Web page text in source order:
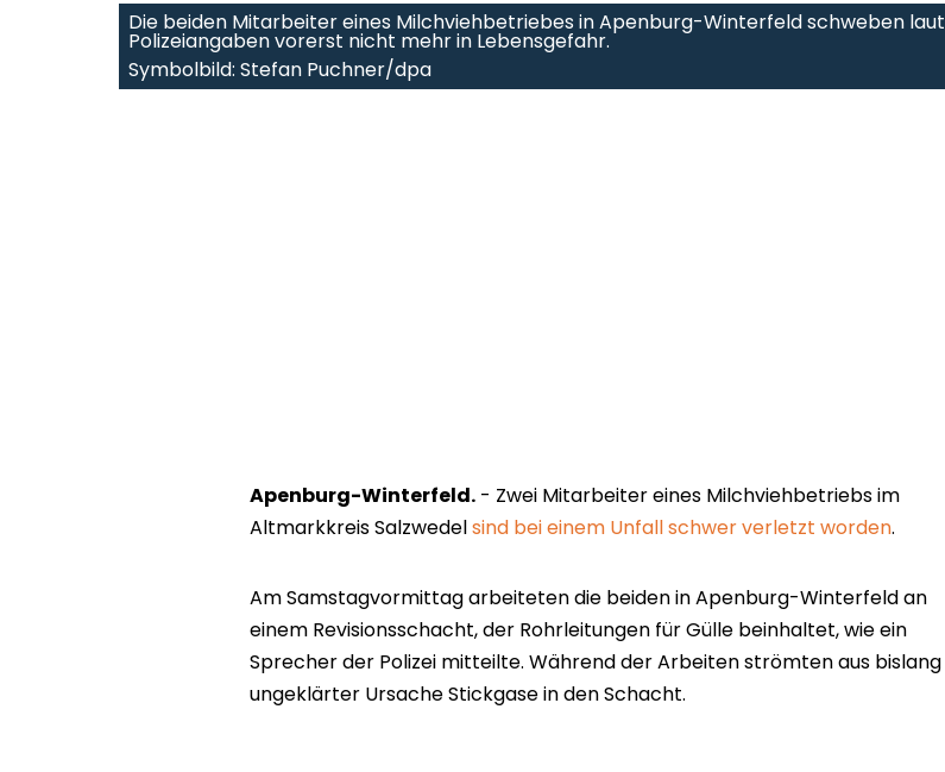
Die beiden Mitarbeiter eines Milchviehbetriebes in Apenburg-Winterfeld schweben laut
Polizeiangaben vorerst nicht mehr in Lebensgefahr.
Symbolbild: Stefan Puchner/dpa
Apenburg-Winterfeld. - Zwei Mitarbeiter eines Milchviehbetriebs im
Altmarkkreis Salzwedelsind bei einem Unfall schwer verletzt worden.
Am Samstagvormittag arbeiteten die beiden in Apenburg-Winterfeld an
einem Revisionsschacht, der Rohrleitungen für Gülle beinhaltet, wie ein
Sprecher der Polizei mitteilte. Während der Arbeiten strömten aus bislang
ungeklärter Ursache Stickgase in den Schacht.